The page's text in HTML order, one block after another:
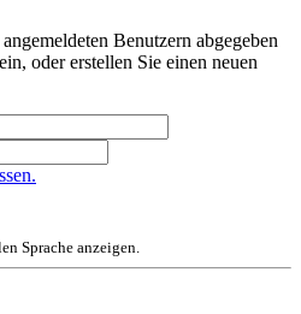
Benutzern abgegeben
oder erstellen Sie einen neuen
Sprache anzeigen.